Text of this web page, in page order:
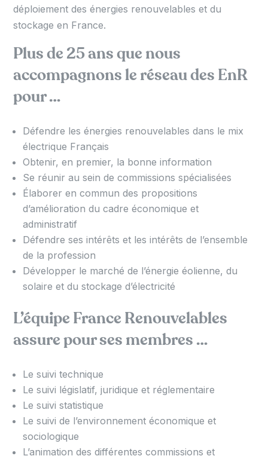
déploiement des énergies renouvelables et du
stockage en France.
Plus de 25 ans que nous
accompagnons le réseau des EnR
pour …
Défendre les énergies renouvelables dans le mix
électrique Français
Obtenir, en premier, la bonne information
Se réunir au sein de commissions spécialisées
Élaborer en commun des propositions
d’amélioration du cadre économique et
administratif
Défendre ses intérêts et les intérêts de l’ensemble
de la profession
Développer le marché de l’énergie éolienne, du
solaire et du stockage d’électricité
L’équipe France Renouvelables
assure pour ses membres …
Le suivi technique
Le suivi législatif, juridique et réglementaire
Le suivi statistique
Le suivi de l’environnement économique et
sociologique
L’animation des différentes commissions et